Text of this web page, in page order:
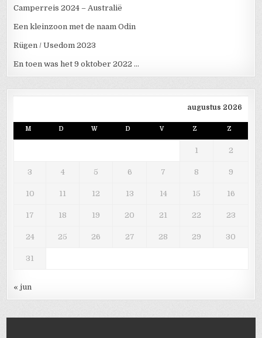
Camperreis 2024 – Australië
Een kleinzoon met de naam Odin
Rügen / Usedom 2023
En toen was het 9 oktober 2022 …
augustus 2026
M D W D V Z Z
1 2
3 4 5 6 7 8 9
10 11 12 13 14 15 16
17 18 19 20 21 22 23
24 25 26 27 28 29 30
31
« jun